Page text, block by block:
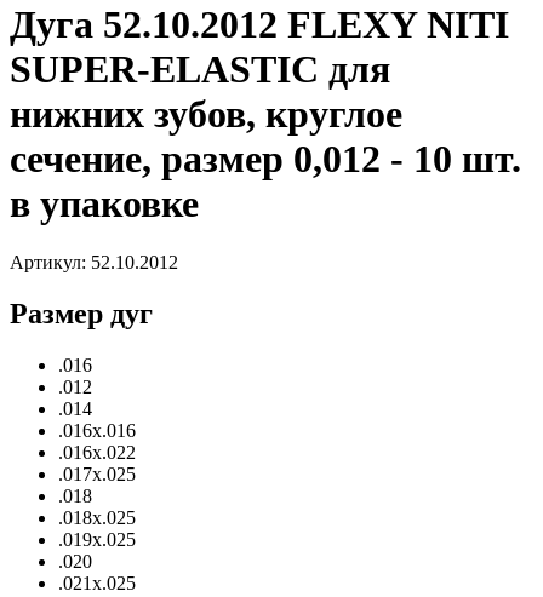
Дуга 52.10.2012 FLEXY NITI
SUPER-ELASTIC для
нижних зубов, круглое
сечение, размер 0,012 - 10 шт.
в упаковке
Артикул: 52.10.2012
Размер дуг
.016
.012
.014
.016х.016
.016х.022
.017х.025
.018
.018х.025
.019х.025
.020
.021х.025